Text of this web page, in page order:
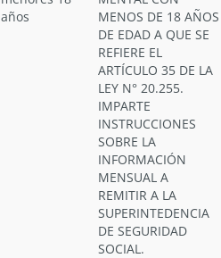
años
MENOS DE 18 AÑOS
DE EDAD A QUE SE
REFIERE EL
ARTÍCULO 35 DE LA
LEY N° 20.255.
IMPARTE
INSTRUCCIONES
SOBRE LA
INFORMACIÓN
MENSUAL A
REMITIR A LA
SUPERINTEDENCIA
DE SEGURIDAD
SOCIAL.